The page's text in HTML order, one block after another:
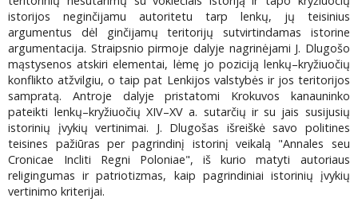
istorijos neginčijamu autoritetu tarp lenkų, jų teisinius
argumentus dėl ginčijamų teritorijų sutvirtindamas istorine
argumentacija. Straipsnio pirmoje dalyje nagrinėjami J. Dlugošo
mąstysenos atskiri elementai, lėmę jo poziciją lenkų–kryžiuočių
konflikto atžvilgiu, o taip pat Lenkijos valstybės ir jos teritorijos
sampratą. Antroje dalyje pristatomi Krokuvos kanauninko
pateikti lenkų–kryžiuočių XIV–XV a. sutarčių ir su jais susijusių
istorinių įvykių vertinimai. J. Dlugošas išreiškė savo politines
teisines pažiūras per pagrindinį istorinį veikalą "Annales seu
Cronicae Incliti Regni Poloniae", iš kurio matyti autoriaus
religingumas ir patriotizmas, kaip pagrindiniai istorinių įvykių
vertinimo kriterijai.